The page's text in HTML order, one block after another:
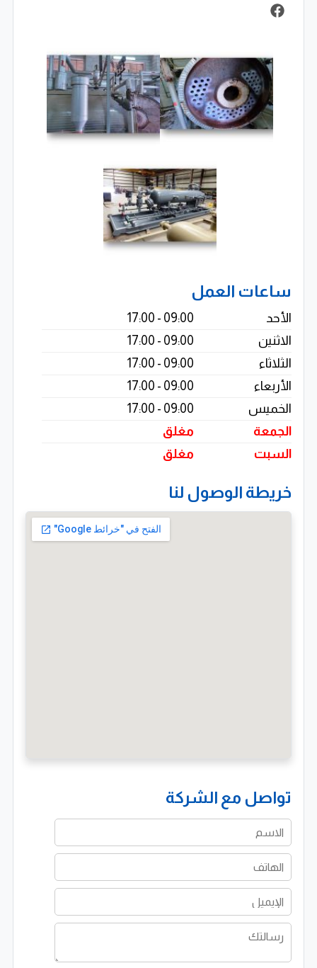
ساعات العمل
الأحد
09:00 - 17:00
الاثنين
09:00 - 17:00
الثلاثاء
09:00 - 17:00
الأربعاء
09:00 - 17:00
الخميس
09:00 - 17:00
الجمعة
مغلق
السبت
مغلق
خريطة الوصول لنا
تواصل مع الشركة